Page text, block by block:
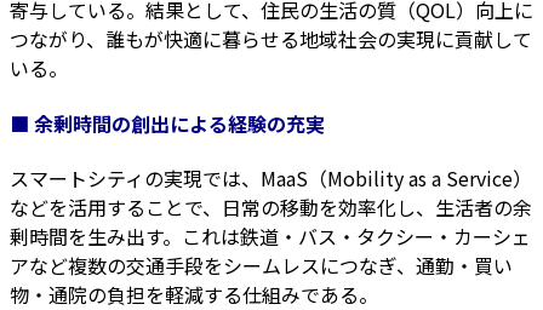
寄与している。結果として、住民の生活の質（QOL）向上に
つながり、誰もが快適に暮らせる地域社会の実現に貢献して
いる。
■ 余剰時間の創出による経験の充実
スマートシティの実現では、MaaS（Mobility as a Service）
などを活用することで、日常の移動を効率化し、生活者の余
剰時間を生み出す。これは鉄道・バス・タクシー・カーシェ
アなど複数の交通手段をシームレスにつなぎ、通勤・買い
物・通院の負担を軽減する仕組みである。